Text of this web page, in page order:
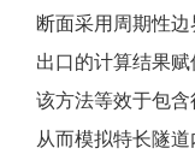
断面采用周期性
出口的计算结果赋
该方法等效于包含
从而模拟特长隧